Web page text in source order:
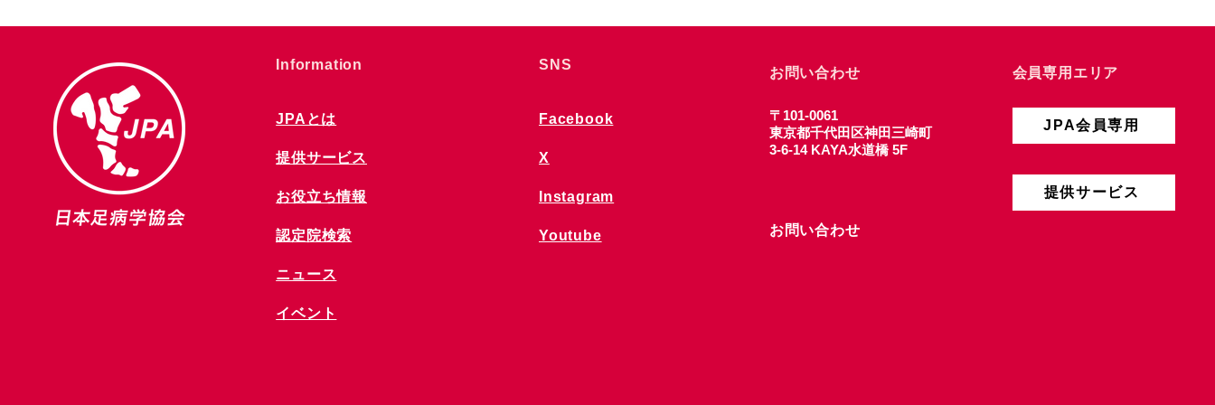
​Information
JPAとは
提供サービス
お役立ち情報
​認定院検索
ニュース
​イベント
SNS
Facebook
X
Instagram
Youtube
お問い合わせ
〒101-0061
東京都千代田区神田三崎町
3-6-14 KAYA水道橋 5F
お問い合わせ
会員専用エリア
JPA会員専用
提供サービス